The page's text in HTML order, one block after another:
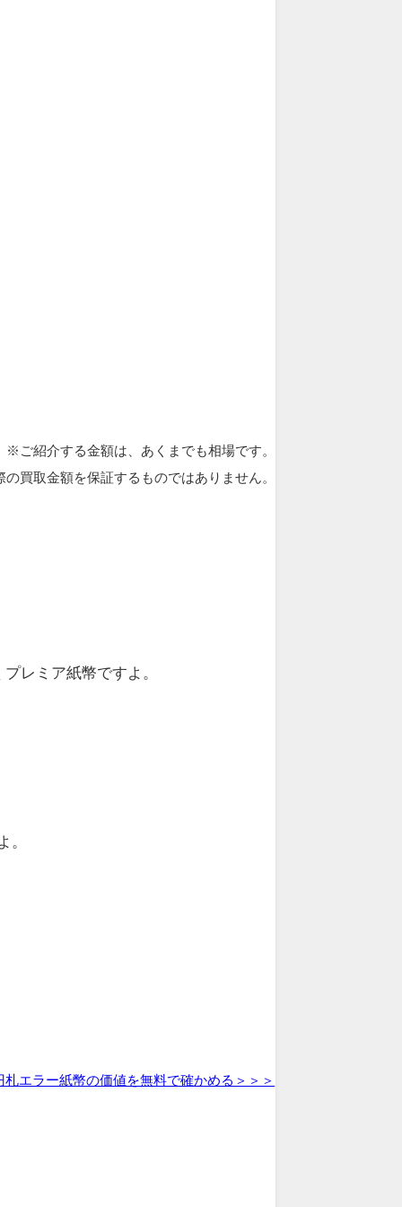
※ご紹介する金額は、あくまでも相場です。
の買取金額を保証するものではありません。
レミア紙幣ですよ。
。
札エラー紙幣の価値を無料で確かめる＞＞＞